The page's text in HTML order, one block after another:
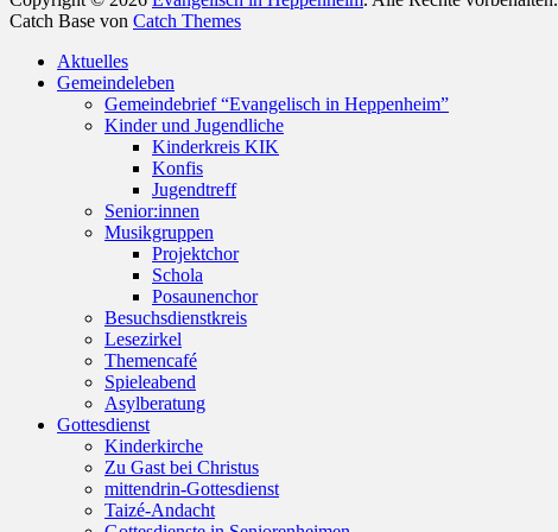
Catch Base von Catch Themes
oben
scrollen
Aktuelles
Gemeindeleben
Gemeindebrief “Evangelisch in Heppenheim”
Kinder und Jugendliche
Kinderkreis KIK
Konfis
Jugendtreff
Senior:innen
Musikgruppen
Projektchor
Schola
Posaunenchor
Besuchsdienstkreis
Lesezirkel
Themencafé
Spieleabend
Asylberatung
Gottesdienst
Kinderkirche
Zu Gast bei Christus
mittendrin-Gottesdienst
Taizé-Andacht